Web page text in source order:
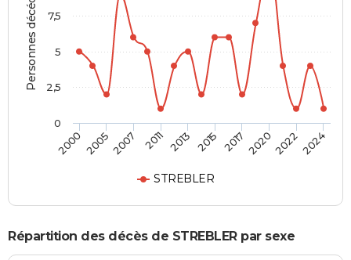
Personnes décédées
STREBLER
2000 20052007 2011 2013 2015 2017 202020222024
0
2,5
5
7,5
Répartition des décès de STREBLER par sexe